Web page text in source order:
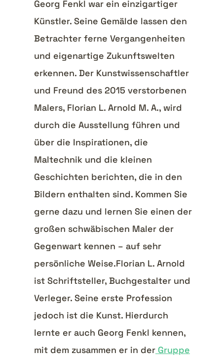
Georg Fenkl war ein einzigartiger
Künstler. Seine Gemälde lassen den
Betrachter ferne Vergangenheiten
und eigenartige Zukunftswelten
erkennen. Der Kunstwissenschaftler
und Freund des 2015 verstorbenen
Malers, Florian L. Arnold M. A., wird
durch die Ausstellung führen und
über die Inspirationen, die
Maltechnik und die kleinen
Geschichten berichten, die in den
Bildern enthalten sind. Kommen Sie
gerne dazu und lernen Sie einen der
großen schwäbischen Maler der
Gegenwart kennen – auf sehr
persönliche Weise.Florian L. Arnold
ist Schriftsteller, Buchgestalter und
Verleger. Seine erste Profession
jedoch ist die Kunst. Hierdurch
lernte er auch Georg Fenkl kennen,
mit dem zusammen er in der Gruppe